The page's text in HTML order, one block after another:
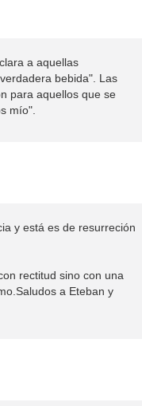
a aquellas
bebida". Las
para aquellos que se
mío".
y está es de resurreción
rectitud sino con una
a Eteban y